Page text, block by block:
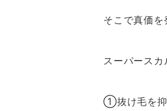
そこで真価を
スーパース
①抜け毛を抑